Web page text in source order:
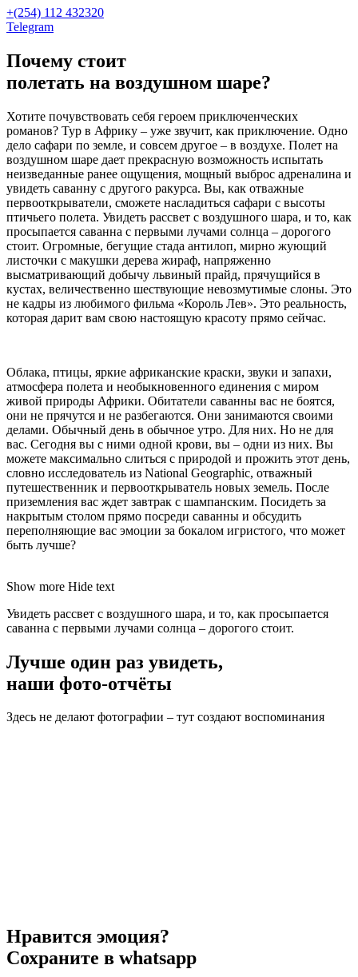
+(254) 112 432320
Telegram
Почему стоит
полетать на воздушном шаре?
Хотите почувствовать себя героем приключенческих
романов? Тур в Африку – уже звучит, как приключение. Одно
дело сафари по земле, и совсем другое – в воздухе. Полет на
воздушном шаре дает прекрасную возможность испытать
неизведанные ранее ощущения, мощный выброс адреналина и
увидеть саванну с другого ракурса. Вы, как отважные
первооткрыватели, сможете насладиться сафари с высоты
птичьего полета. Увидеть рассвет с воздушного шара, и то, как
просыпается саванна с первыми лучами солнца – дорогого
стоит. Огромные, бегущие стада антилоп, мирно жующий
листочки с макушки дерева жираф, напряженно
высматривающий добычу львиный прайд, прячущийся в
кустах, величественно шествующие невозмутимые слоны. Это
не кадры из любимого фильма «Король Лев». Это реальность,
которая дарит вам свою настоящую красоту прямо сейчас.
Облака, птицы, яркие африканские краски, звуки и запахи,
атмосфера полета и необыкновенного единения с миром
живой природы Африки. Обитатели саванны вас не боятся,
они не прячутся и не разбегаются. Они занимаются своими
делами. Обычный день в обычное утро. Для них. Но не для
вас. Сегодня вы с ними одной крови, вы – одни из них. Вы
можете максимально слиться с природой и прожить этот день,
словно исследователь из National Geographic, отважный
путешественник и первооткрыватель новых земель. После
приземления вас ждет завтрак с шампанским. Посидеть за
накрытым столом прямо посреди саванны и обсудить
переполняющие вас эмоции за бокалом игристого, что может
быть лучше?
Show more Hide text
Увидеть рассвет с воздушного шара, и то, как просыпается
саванна с первыми лучами солнца – дорогого стоит.
Лучше один раз увидеть,
наши фото-отчёты
Здесь не делают фотографии – тут создают воспоминания
Нравится эмоция?
Сохраните в whatsapp